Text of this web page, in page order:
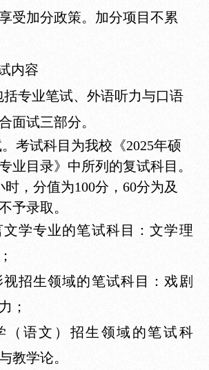
受加分政策。加分项目不累
内容
括专业笔试、外语听力与口语
面试三部分。
考试科目为我校《2025年硕
业目录》中所列的复试科目。
，分值为100分，60分为及
予录取。
文学专业的笔试科目：文学理
招生领域的笔试科目：戏剧
；
（语文）招生领域的笔试科
教学论。